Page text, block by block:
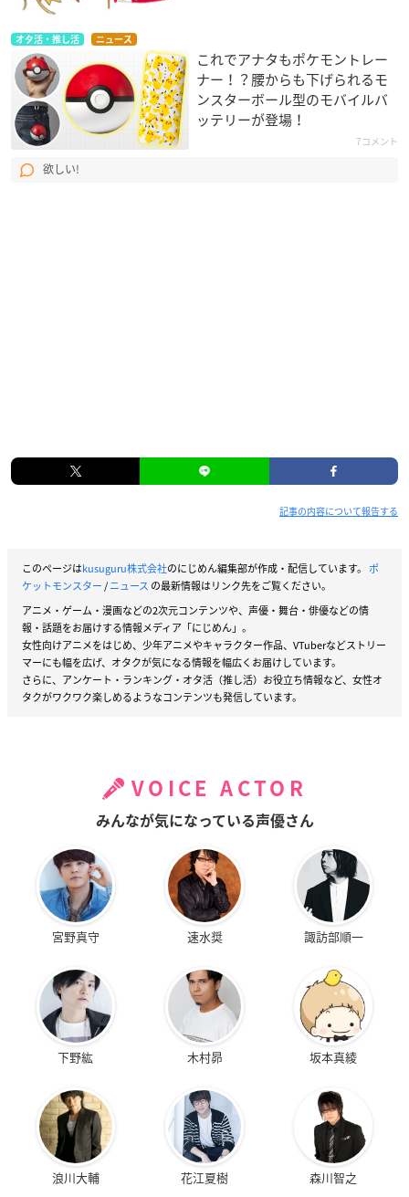
オタ活・推し活 ニュース
これでアナタもポケモントレー
ナー！？腰からも下げられるモ
ンスターボール型のモバイルバ
ッテリーが登場！
7コメント
欲しい!
記事の内容について報告する
このページはkusuguru株式会社のにじめん編集部が作成・配信しています。 ポ
ケットモンスター/ニュース の最新情報はリンク先をご覧ください。
アニメ・ゲーム・漫画などの2次元コンテンツや、声優・舞台・俳優などの情
報・話題をお届けする情報メディア「にじめん」。
女性向けアニメをはじめ、少年アニメやキャラクター作品、VTuberなどストリー
マーにも幅を広げ、オタクが気になる情報を幅広くお届けしています。
さらに、アンケート・ランキング・オタ活（推し活）お役立ち情報など、女性オ
タクがワクワク楽しめるようなコンテンツも発信しています。
VOICE ACTOR
みんなが気になっている声優さん
宮野真守 速水奨 諏訪部順一
下野紘 木村昴 坂本真綾
浪川大輔 花江夏樹 森川智之